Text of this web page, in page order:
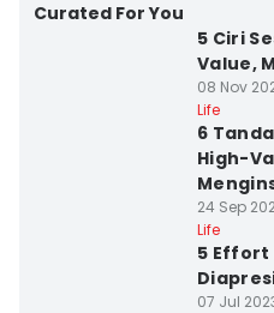
Curated For You
5 Ciri
Value,
08 Nov
Life
6
High-
24 Sep
Life
5 Effort
07 Jul